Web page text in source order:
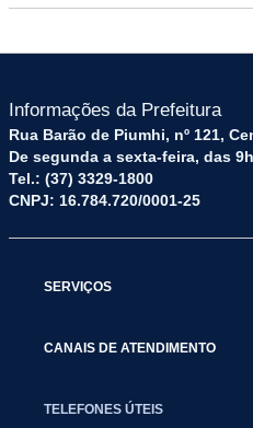
Informações da Prefeitura
Rua Barão de Piumhi, nº 121,
De segunda a sexta-feira, das
Tel.: (37) 3329-1800
CNPJ: 16.784.720/0001-25
SERVIÇOS
CANAIS DE ATENDIMENTO
TELEFONES ÚTEIS